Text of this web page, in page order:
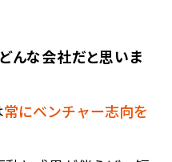
んな会社だと思いま
常にベンチャー志向を